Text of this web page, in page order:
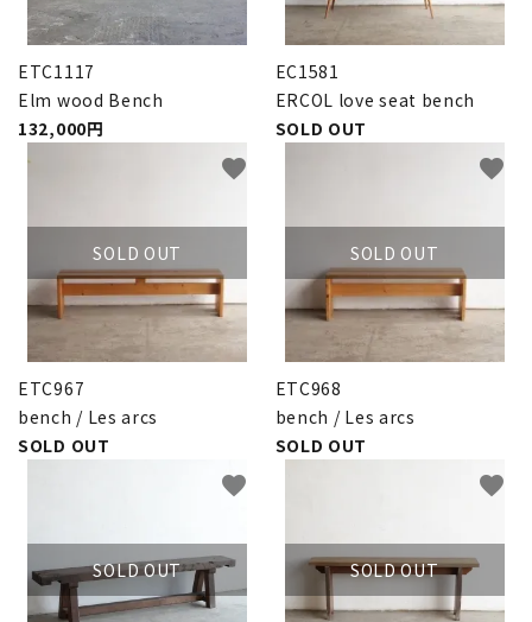
エキシビジョン・展示会
過去販売
INFORMATION
ようこそ ゲスト 様
meeting_room ログイン person 新規会員登録
ETC1117
Elm wood Bench
132,000円
EC1581
ERCOL love seat bench
SOLD OUT
SOLD OUT
ETC967
bench / Les arcs
SOLD OUT
favorite
SOLD OUT
ETC968
bench / Les arcs
SOLD OUT
favorite
SOLD OUT
favorite
SOLD OUT
favorite